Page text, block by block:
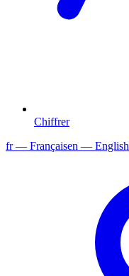
Chiffrer
fr— Françaisen — English